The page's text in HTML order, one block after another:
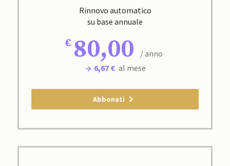
Rinnovo automatico
su base annuale
80,00
/ anno
6,67 € al mese
Abbonati